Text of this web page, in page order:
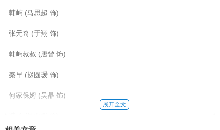
寒表示能看。听到后就让萧寒为自己剪了刘海。一个很性感的女人
便询问萧寒多少钱,萧海表示随便改。而结完账的何然故意将手机放
在桌子上,就打车回家了。回到家后,保姆询问何冉去哪里了,邱总一
直在担心他,何冉听到保姆给妈妈打电话,说自己不吃饭。听到妈妈
让保姆看着自己把药喝下去,何冉为了出去,故意将快递改成隔壁的
和自己去吃饭,听到保姆出去后,何冉打车再次去了小洲村。却因下
雨弄伤了自己,到底萧寒家后,萧寒让他擦头发,表示自己送他,两人在
吃饭吗?何冉听到小寒没有否定后便认定是他女朋友。胖子看见后
韩屿 (马思超 饰)
张元奇 (于翔 饰)
韩屿叔叔 (唐曾 饰)
秦早 (赵圆瑗 饰)
何家保姆 (吴晶 饰)
展开全文